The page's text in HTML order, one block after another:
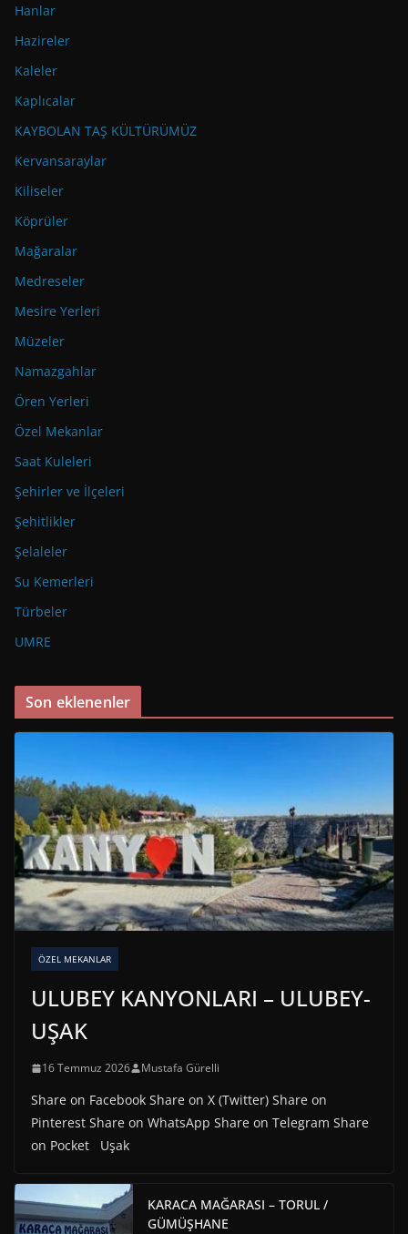
Hanlar
Hazireler
Kaleler
Kaplıcalar
KAYBOLAN TAŞ KÜLTÜRÜMÜZ
Kervansaraylar
Kiliseler
Köprüler
Mağaralar
Medreseler
Mesire Yerleri
Müzeler
Namazgahlar
Ören Yerleri
Özel Mekanlar
Saat Kuleleri
Şehirler ve İlçeleri
Şehitlikler
Şelaleler
Su Kemerleri
Türbeler
UMRE
Son eklenenler
ÖZEL MEKANLAR
ULUBEY KANYONLARI – ULUBEY-
UŞAK
16 Temmuz 2026 Mustafa Gürelli
Share on Facebook Share on X (Twitter) Share on
Pinterest Share on WhatsApp Share on Telegram Share
on Pocket Uşak
KARACA MAĞARASI – TORUL /
GÜMÜŞHANE